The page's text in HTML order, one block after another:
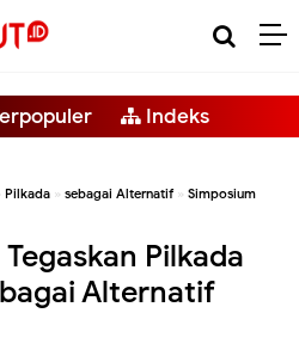
Indeks
Pilkada » sebagai Alternatif» Simposium
Pilkada
Alternatif